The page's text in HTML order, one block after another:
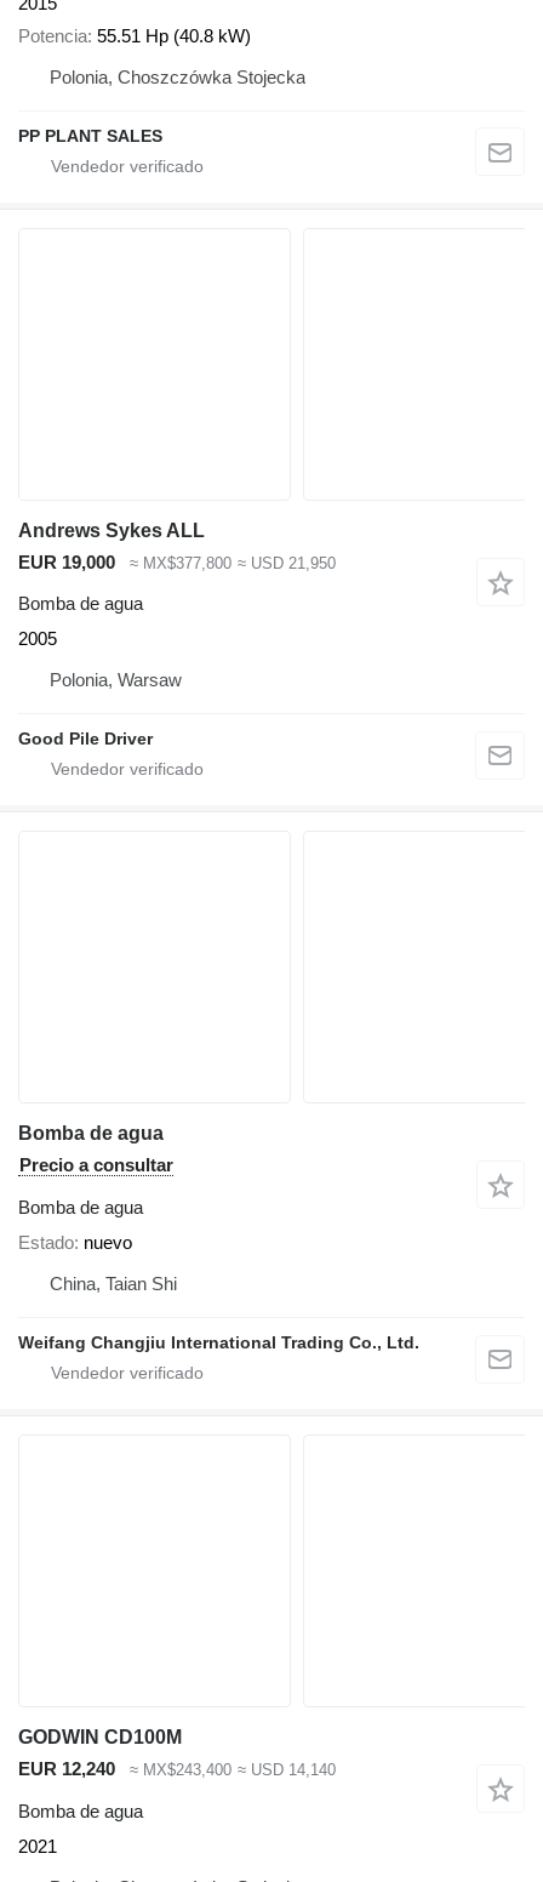
Potencia 55.51 Hp (40.8 kW)
Polonia, Choszczówka Stojecka
PP PLANT SALES
Andrews Sykes ALL
EUR 19,000
≈ MX$377,800 ≈ USD 21,950
Bomba de agua
2005
Polonia, Warsaw
Good Pile Driver
Bomba de agua
Precio a consultar
Bomba de agua
Estado nuevo
China, Taian Shi
Weifang Changjiu International Trading Co., Ltd.
GODWIN CD100M
EUR 12,240
≈ MX$243,400 ≈ USD 14,140
Bomba de agua
2021